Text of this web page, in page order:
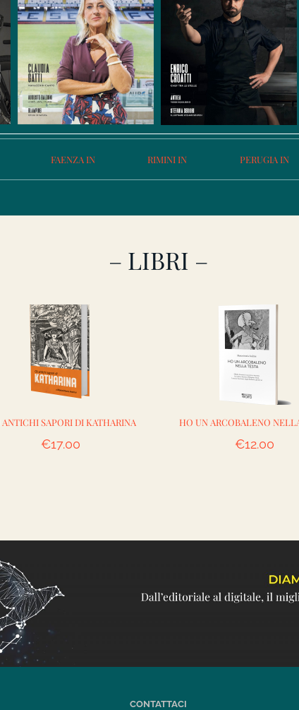
Cesena IN RivistaHome Rimini IN RivistaHome
FAENZA IN RIMINI IN PERUGIA IN
– LIBRI –
SAPORI DI KATHARINA
€17.00
HO UN ARCOBALENO
€12.00
CONTATTACI